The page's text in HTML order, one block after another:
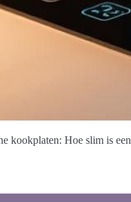
kookplaten: Hoe slim is